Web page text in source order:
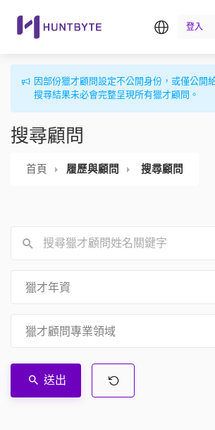
繁中登入
因部份獵才顧問設定不公開身份，或僅公開
搜尋結果未必會完整呈現所有獵才顧問。
搜尋顧問
首頁 履歷與顧問 搜尋顧問
獵才年資
獵才顧問專業領域
送出